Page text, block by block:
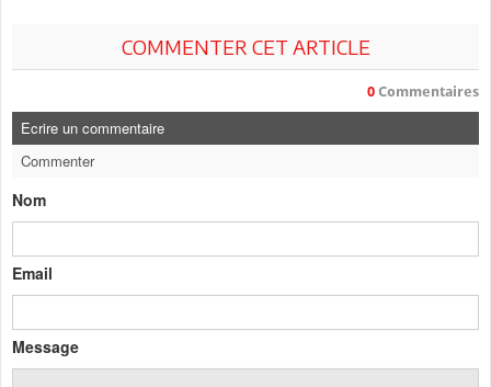
COMMENTER CET ARTICLE
0 Commentaires
Ecrire un commentaire
Commenter
Nom
Email
Message